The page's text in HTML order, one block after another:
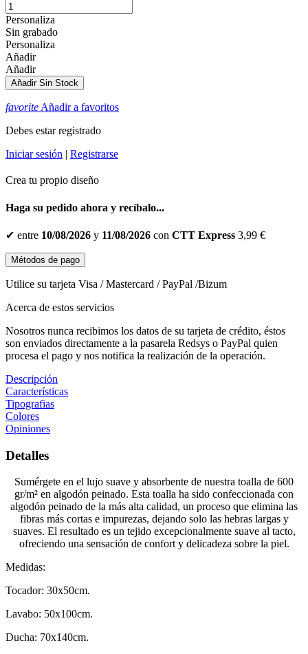
Personaliza
Sin grabado
Personaliza
Añadir
Añadir
Añadir Sin Stock
favoriteAñadir a favoritos
Debes estar registrado
Iniciar sesión | Registrarse
Crea tu propio diseño
Haga su pedido ahora y recíbalo...
✔ entre 10/08/2026 y 11/08/2026 con CTT Express 3,99 €
Métodos de pago
Utilice su tarjeta Visa / Mastercard / PayPal /Bizum
Acerca de estos servicios
Nosotros nunca recibimos los datos de su tarjeta de crédito, éstos
son enviados directamente a la pasarela Redsys o PayPal quien
procesa el pago y nos notifica la realización de la operación.
Descripción
Características
Tipografias
Colores
Opiniones
Detalles
Sumérgete en el lujo suave y absorbente de nuestra toalla de 600
gr/m² en algodón peinado. Esta toalla ha sido confeccionada con
algodón peinado de la más alta calidad, un proceso que elimina las
fibras más cortas e impurezas, dejando solo las hebras largas y
suaves. El resultado es un tejido excepcionalmente suave al tacto,
ofreciendo una sensación de confort y delicadeza sobre la piel.
Medidas:
Tocador: 30x50cm.
Lavabo: 50x100cm.
Ducha: 70x140cm.